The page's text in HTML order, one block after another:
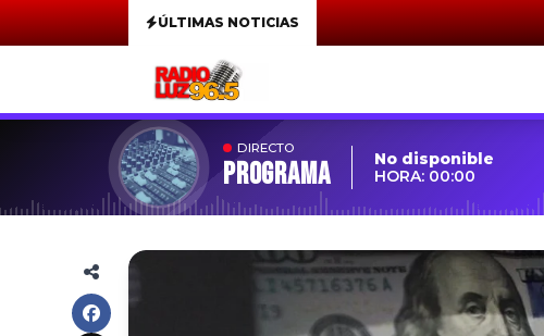
ÚLTIMAS NOTICIAS
DIRECTO
Programa
No disponible
HORA: 00:00